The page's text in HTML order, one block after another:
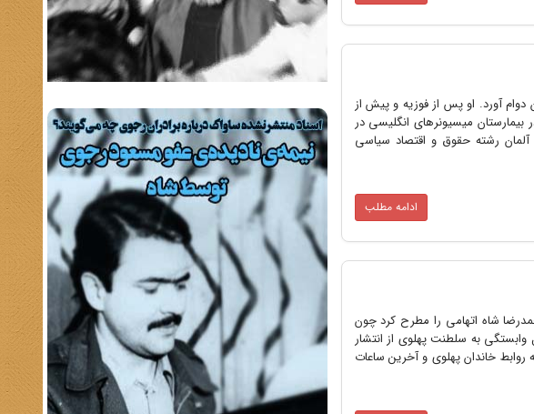
آورد. او پس از فوزیه و پیش از
ایران عنوان ملکه را به خود اختصاص داده بود. ثریا اسفندیاری بختیاری در اول تیر 1311 در بیمارستان میسیونرهای انگلیسی در
آلمان رشته حقوق و اقتصاد سیاسی
ادامه مطلب
شاه اتهامی را مطرح کرد چون
وابستگی به سلطنت پهلوی از انتشار
خاندان پهلوی و آخرین ساعات